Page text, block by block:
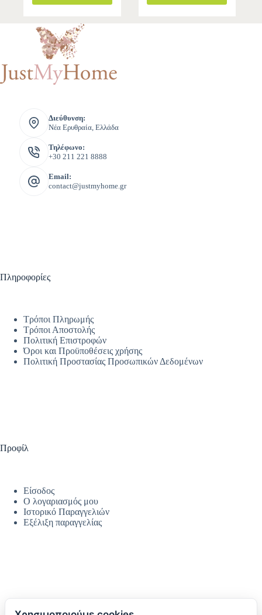
Διεύθυνση:
Νέα Ερυθραία, Ελλάδα
Τηλέφωνο:
+30 211 221 8888
Email:
contact@justmyhome.gr
Πληροφορίες
Τρόποι Πληρωμής
Τρόποι Αποστολής
Πολιτική Επιστροφών
Όροι και Προϋποθέσεις χρήσης
Πολιτική Προστασίας Προσωπικών Δεδομένων
Προφίλ
Είσοδος
Ο λογαριασμός μου
Ιστορικό Παραγγελιών
Εξέλιξη παραγγελίας